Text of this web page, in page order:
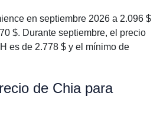
en septiembre 2026 a 2.096 $
$. Durante septiembre, el precio
es de 2.778 $ y el mínimo de
de Chia para